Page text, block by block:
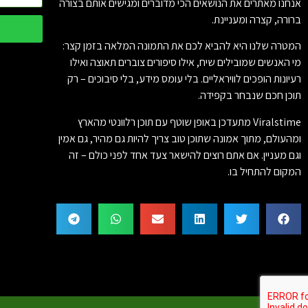
אנחנו מאתרים את הנושאים הכי מדוברים ומגישים אותם בצורה
ברורה, קצרה ומעניינת.
המטרה שלנו היא להביא לכם את התמונה המלאה בזמן קצר:
מי האנשים שמובילים שיח, אילו סיפורים צוברים תאוצה ואילו
רעיונות הופכים לוויראליים. בלי עומס מידע, בלי סיבוכים – רק
תוכן חכם שנבחר בקפידה.
Viralstime מתעדכן באופן שוטף עם תוכן רלוונטי מהארץ
ומהעולם, מתוך אמונה שתוכן טוב צריך להיות גם מהיר, גם אמין
וגם מעניין. אם אתם רוצים להישאר צעד אחד לפני כולם – זה
המקום להתחיל בו.